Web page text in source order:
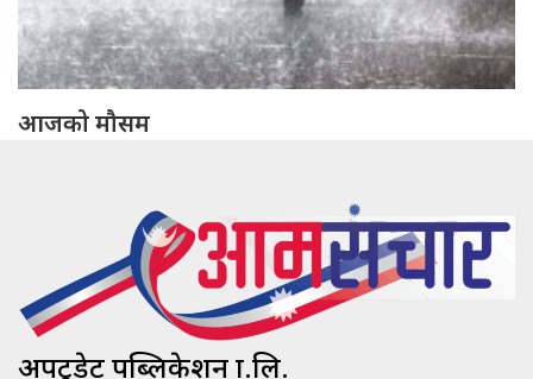
आजको मौसम
अपटुडेट पब्लिकेशन प्रा.लि.